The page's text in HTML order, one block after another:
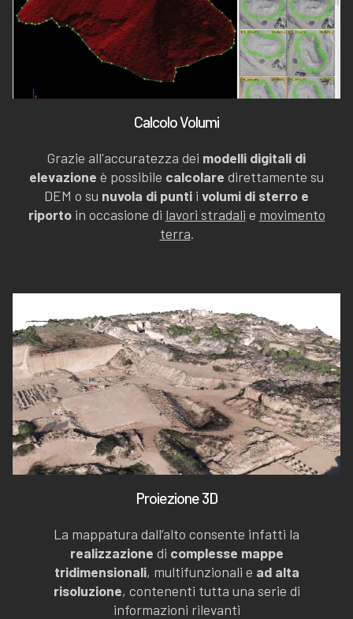
Calcolo Volumi
Grazie all'accuratezza dei modelli digitali di
elevazione è possibile calcolare direttamente su
DEM o su nuvola di punti i volumi di sterro e
riportoin occasione di lavori stradali e movimento
terra.
Proiezione 3D
La mappatura dall’alto consente infatti la
realizzazione di complesse mappe
tridimensionali, multifunzionali e ad alta
risoluzione, contenenti tutta una serie di
informazioni rilevanti